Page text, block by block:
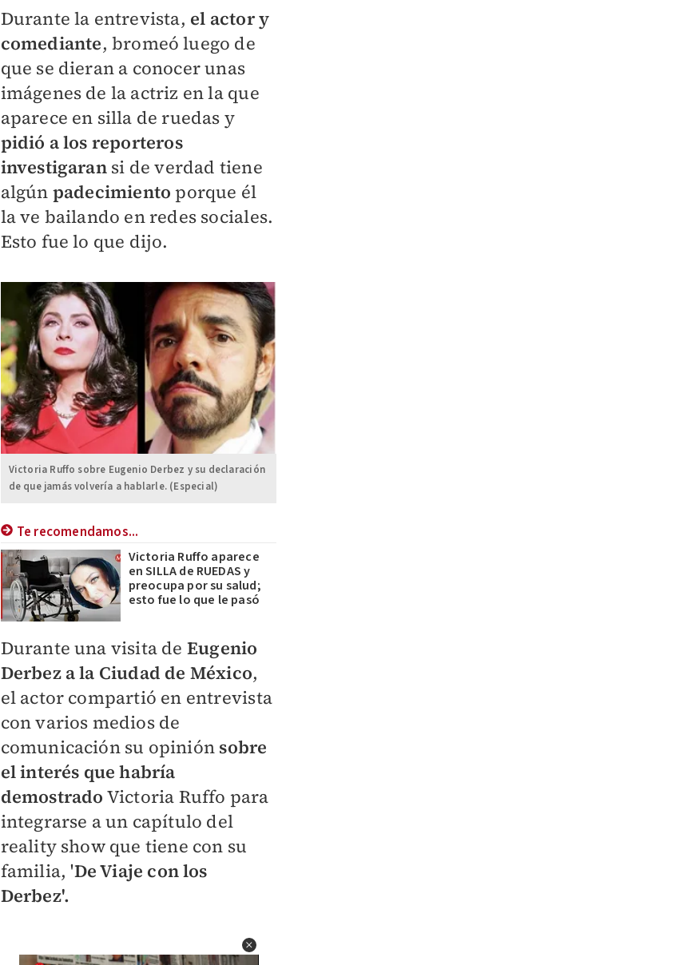
Durante la entrevista, el actor y
comediante, bromeó luego de
que se dieran a conocer unas
imágenes de la actriz en la que
aparece en silla de ruedas y
pidió a los reporteros
investigaransi de verdad tiene
algún padecimiento porque él
la ve bailando en redes sociales.
Esto fue lo que dijo.
Victoria Ruffo sobre Eugenio Derbez y su declaración
de que jamás volvería a hablarle. (Especial)
Te recomendamos...
Victoria Ruffo aparece
en SILLA de RUEDAS y
preocupa por su salud;
esto fue lo que le pasó
Durante una visita de Eugenio
Derbez a la Ciudad de México,
el actor compartió en entrevista
con varios medios de
comunicación su opinión sobre
el interés que habría
demostrado Victoria Ruffo para
integrarse a un capítulo del
reality show que tiene con su
familia, 'De Viaje con los
Derbez'.